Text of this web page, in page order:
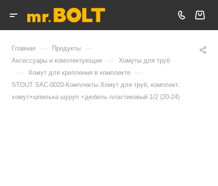
Главная — Продукты —
Аксессуары и комплектующие — Хомуты для труб
— Хомут для крепления в комплекте —
STOUT SAC-0020-Комплекты Хомут для труб, комплект:
хомут+шпилька шуруп +дюбель пластиковый 1/2 (20-24)